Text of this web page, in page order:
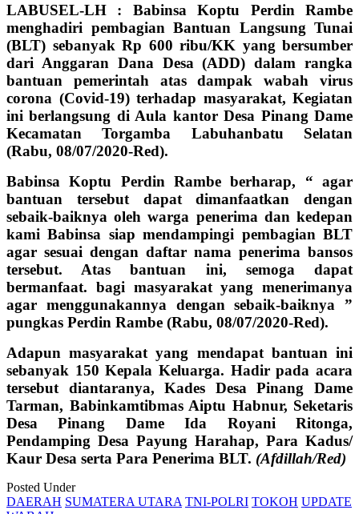
LABUSEL-LH : Babinsa Koptu Perdin Rambe
menghadiri pembagian Bantuan Langsung Tunai
(BLT) sebanyak Rp 600 ribu/KK yang bersumber
dari Anggaran Dana Desa (ADD) dalam rangka
bantuan pemerintah atas dampak wabah virus
corona (Covid-19) terhadap masyarakat, Kegiatan
ini berlangsung di Aula kantor Desa Pinang Dame
Kecamatan Torgamba Labuhanbatu Selatan
(Rabu, 08/07/2020-Red).
Babinsa Koptu Perdin Rambe berharap, “ agar
bantuan tersebut dapat dimanfaatkan dengan
sebaik-baiknya oleh warga penerima dan kedepan
kami Babinsa siap mendampingi pembagian BLT
agar sesuai dengan daftar nama penerima bansos
tersebut. Atas bantuan ini, semoga dapat
bermanfaat. bagi masyarakat yang menerimanya
agar menggunakannya dengan sebaik-baiknya ”
pungkas Perdin Rambe (Rabu, 08/07/2020-Red).
Adapun masyarakat yang mendapat bantuan ini
sebanyak 150 Kepala Keluarga. Hadir pada acara
tersebut diantaranya, Kades Desa Pinang Dame
Tarman, Babinkamtibmas Aiptu Habnur, Seketaris
Desa Pinang Dame Ida Royani Ritonga,
Pendamping Desa Payung Harahap, Para Kadus/
Kaur Desa serta Para Penerima BLT. (Afdillah/Red)
Posted Under
DAERAH SUMATERA UTARA TNI-POLRI TOKOH UPDATE